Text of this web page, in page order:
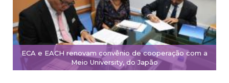
ECA e EACH renovam convênio de cooperação com a
Meio University, do Japão